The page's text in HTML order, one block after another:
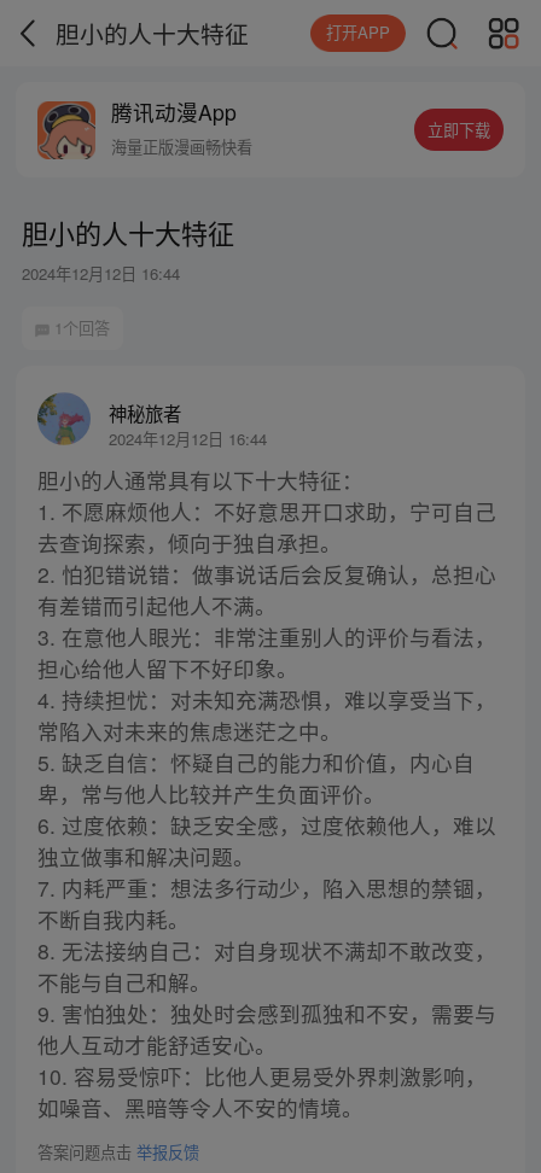
胆小的人十大特征 打开APP
腾讯动漫App
海量正版漫画畅快看
立即下载
胆小的人十大特征
2024年12月12日 16:44
1个回答
神秘旅者
2024年12月12日 16:44
胆小的人通常具有以下十大特征：
1. 不愿麻烦他人：不好意思开口求助，宁可自己
去查询探索，倾向于独自承担。
2. 怕犯错说错：做事说话后会反复确认，总担心
有差错而引起他人不满。
3. 在意他人眼光：非常注重别人的评价与看法，
担心给他人留下不好印象。
4. 持续担忧：对未知充满恐惧，难以享受当下，
常陷入对未来的焦虑迷茫之中。
5. 缺乏自信：怀疑自己的能力和价值，内心自
卑，常与他人比较并产生负面评价。
6. 过度依赖：缺乏安全感，过度依赖他人，难以
独立做事和解决问题。
7. 内耗严重：想法多行动少，陷入思想的禁锢，
不断自我内耗。
8. 无法接纳自己：对自身现状不满却不敢改变，
不能与自己和解。
9. 害怕独处：独处时会感到孤独和不安，需要与
他人互动才能舒适安心。
10. 容易受惊吓：比他人更易受外界刺激影响，
如噪音、黑暗等令人不安的情境。
答案问题点击 举报反馈